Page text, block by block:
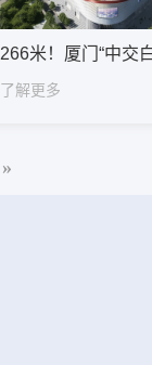
了解更多
»